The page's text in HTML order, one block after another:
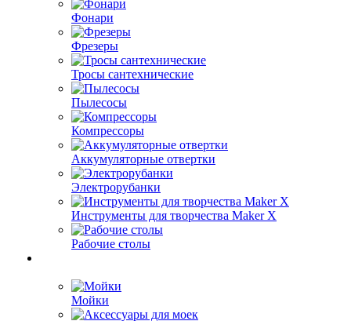
Фонари
Фрезеры
Тросы сантехнические
Пылесосы
Компрессоры
Аккумуляторные отвертки
Электрорубанки
Инструменты для творчества Maker X
Рабочие столы
Мойки